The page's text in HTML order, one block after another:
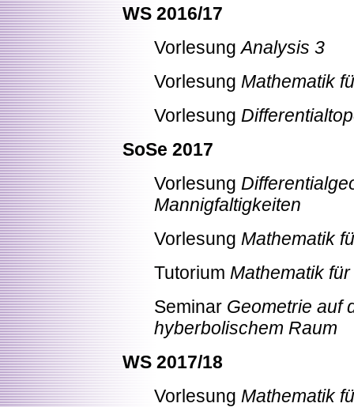
WS 2016/17
VorlesungAnalysis 3
Vorlesung Mathematik
Vorlesung
SoSe 2017
Vorlesung
Mannigfaltigkeiten
Vorlesung Mathematik
Tutorium Mathematik
Seminar Geometrie auf
hyberbolischem Raum
WS 2017/18
Vorlesung Mathematik